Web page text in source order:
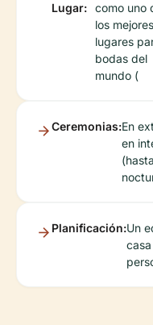
Lugar: como uno
los mejores
lugares
bodas del
mundo (
Ceremonias:En
en
Planificación:Un